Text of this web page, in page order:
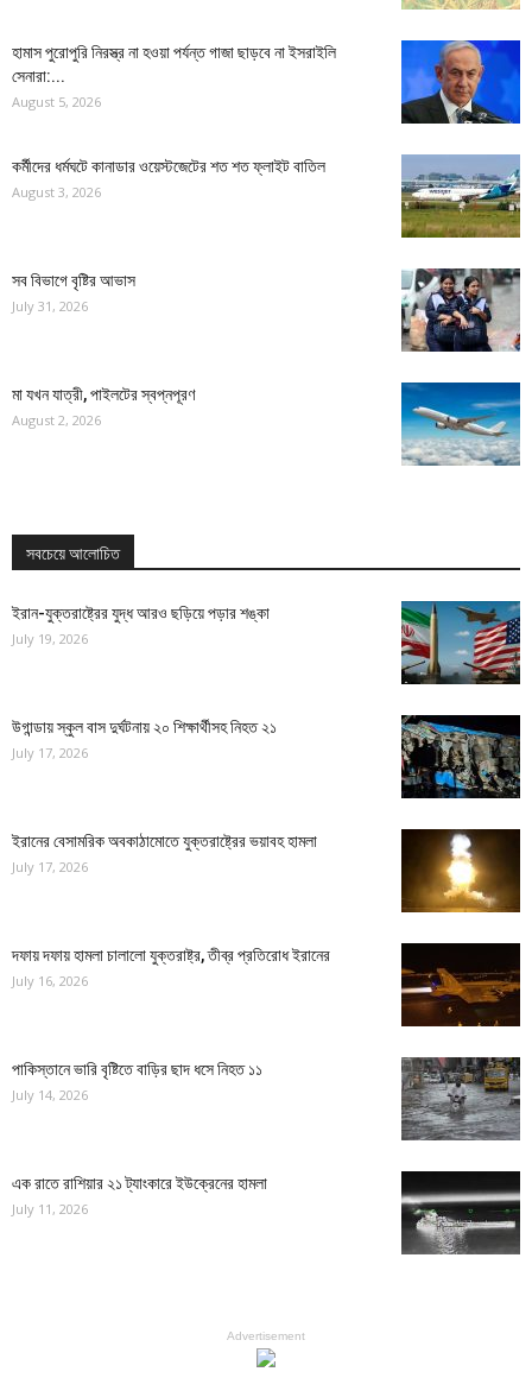
হামাস পুরোপুরি নিরস্ত্র না হওয়া পর্যন্ত গাজা ছাড়বে না ইসরাইলি
সেনারা:...
August 5, 2026
কর্মীদের ধর্মঘটে কানাডার ওয়েস্টজেটের শত শত ফ্লাইট বাতিল
August 3, 2026
সব বিভাগে বৃষ্টির আভাস
July 31, 2026
মা যখন যাত্রী, পাইলটের স্বপ্নপূরণ
August 2, 2026
সবচেয়ে আলোচিত
ইরান-যুক্তরাষ্ট্রের যুদ্ধ আরও ছড়িয়ে পড়ার শঙ্কা
July 19, 2026
উগান্ডায় স্কুল বাস দুর্ঘটনায় ২০ শিক্ষার্থীসহ নিহত ২১
July 17, 2026
ইরানের বেসামরিক অবকাঠামোতে যুক্তরাষ্ট্রের ভয়াবহ হামলা
July 17, 2026
দফায় দফায় হামলা চালালো যুক্তরাষ্ট্র, তীব্র প্রতিরোধ ইরানের
July 16, 2026
পাকিস্তানে ভারি বৃষ্টিতে বাড়ির ছাদ ধসে নিহত ১১
July 14, 2026
এক রাতে রাশিয়ার ২১ ট্যাংকারে ইউক্রেনের হামলা
July 11, 2026
Advertisement